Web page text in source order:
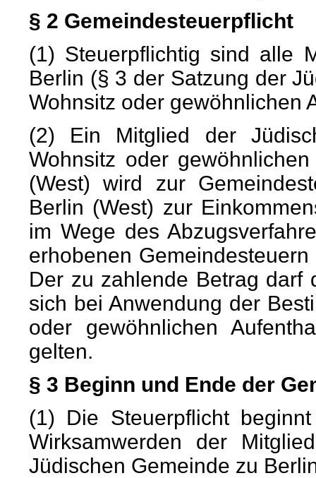
§ 2 Gemeindesteuerpflicht
(1) Steuerpflichtig sind alle
Berlin (§ 3 der Satzung der
Wohnsitz oder gewöhnlichen
(2) Ein Mitglied der
Wohnsitz oder
(West) wird zur
Berlin (West) zur
im Wege des
erhobenen
Der zu zahlende Betrag darf
sich bei Anwendung der
oder gewöhnlichen
gelten.
§ 3 Beginn und Ende der
(1) Die Steuerpflicht
Wirksamwerden der
Jüdischen Gemeinde zu